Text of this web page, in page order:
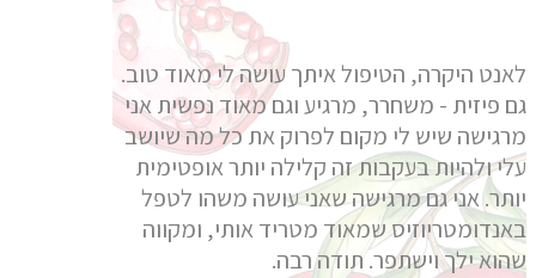
לאנט היקרה, הטיפול איתך עושה לי מאוד טוב.
גם פיזית - משחרר, מרגיע וגם מאוד נפשית אני
מרגישה שיש לי מקום לפרוק את כל מה שיושב
עלי ולהיות בעקבות זה קלילה יותר אופטימית
יותר. אני גם מרגישה שאני עושה משהו לטפל
באנדומטריוזיס שמאוד מטריד אותי, ומקווה
שהוא ילך וישתפר. תודה רבה.